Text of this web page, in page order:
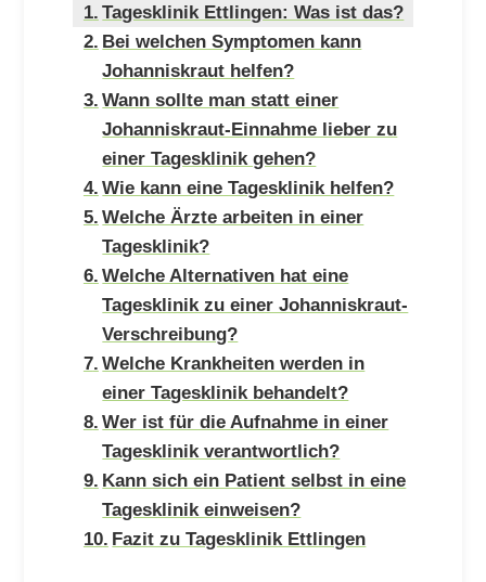
Tagesklinik Ettlingen: Was ist das?
Bei welchen Symptomen kann
Johanniskraut helfen?
Wann sollte man statt einer
Johanniskraut-Einnahme lieber zu
einer Tagesklinik gehen?
Wie kann eine Tagesklinik helfen?
Welche Ärzte arbeiten in einer
Tagesklinik?
Welche Alternativen hat eine
Tagesklinik zu einer Johanniskraut-
Verschreibung?
Welche Krankheiten werden in
einer Tagesklinik behandelt?
Wer ist für die Aufnahme in einer
Tagesklinik verantwortlich?
Kann sich ein Patient selbst in eine
Tagesklinik einweisen?
Fazit zu Tagesklinik Ettlingen